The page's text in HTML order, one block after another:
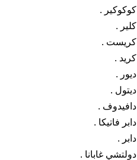
كوكوكير .
كلير .
كريست .
كريد .
ديور .
ديتول .
دافيدوف .
دابر فاتيكا .
دابر .
دولتشي غابانا .